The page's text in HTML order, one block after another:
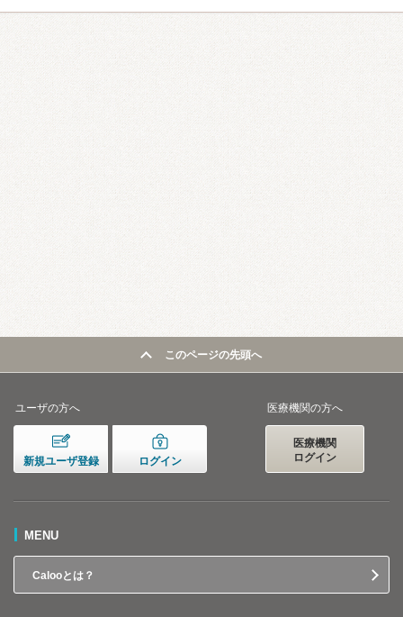
このページの先頭へ
ユーザの方へ
新規ユーザ登録 ログイン
医療機関の方へ
医療機関
ログイン
MENU
Calooとは？